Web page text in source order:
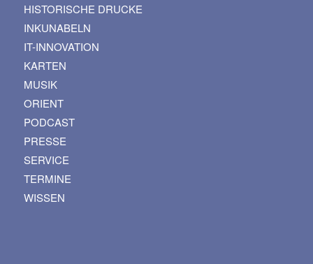
HISTORISCHE DRUCKE
INKUNABELN
IT-INNOVATION
KARTEN
MUSIK
ORIENT
PODCAST
PRESSE
SERVICE
TERMINE
WISSEN